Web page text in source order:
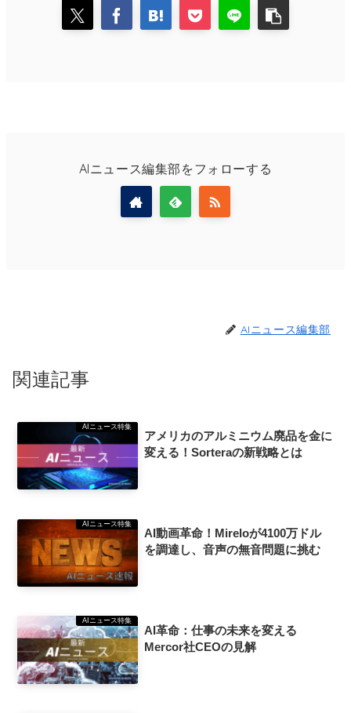
AIニュース編集部をフォローする
AIニュース編集部
関連記事
AIニュース特集
アメリカのアルミニウム廃品を金に
変える！Sorteraの新戦略とは
AIニュース特集
AI動画革命！Mireloが4100万ドル
を調達し、音声の無音問題に挑む
AIニュース特集
AI革命：仕事の未来を変える
Mercor社CEOの見解